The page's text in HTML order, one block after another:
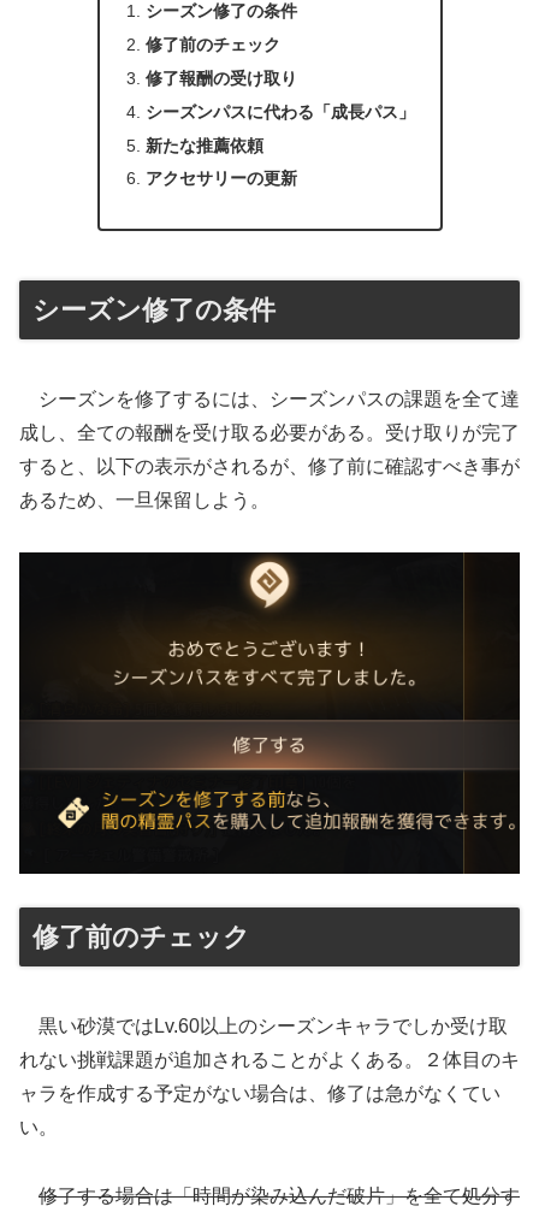
シーズン修了の条件
修了前のチェック
修了報酬の受け取り
シーズンパスに代わる「成長パス」
新たな推薦依頼
アクセサリーの更新
シーズン修了の条件
シーズンを修了するには、シーズンパスの課題を全て達
成し、全ての報酬を受け取る必要がある。受け取りが完了
すると、以下の表示がされるが、修了前に確認すべき事が
あるため、一旦保留しよう。
修了前のチェック
黒い砂漠ではLv.60以上のシーズンキャラでしか受け取
れない挑戦課題が追加されることがよくある。２体目のキ
ャラを作成する予定がない場合は、修了は急がなくてい
い。
修了する場合は「時間が染み込んだ破片」を全て処分す